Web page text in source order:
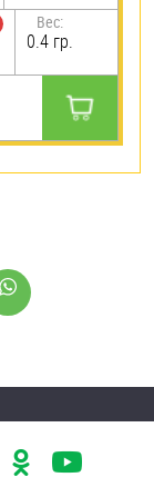
Вес:
0.4 гр.